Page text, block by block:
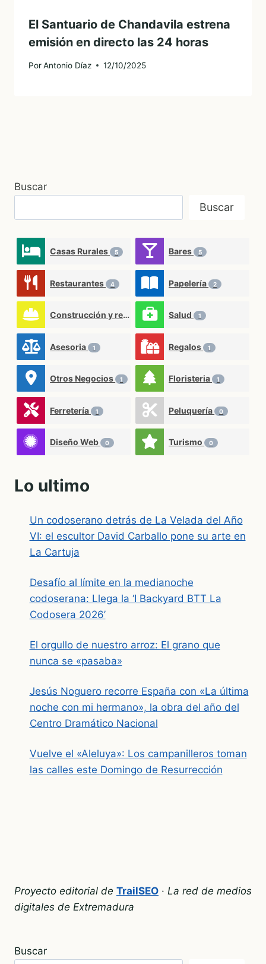
El Santuario de Chandavila estrena
emisión en directo las 24 horas
PorAntonio Díaz 12/10/2025
Buscar
Buscar
Casas Rurales 5 Bares 5
Restaurantes 4 Papelería 2
Construcción y reformas Salud 1
Asesoria 1 Regalos 1
Otros Negocios 1 Floristeria 1
Ferretería 1 Peluquería 0
Diseño Web 0 Turismo 0
Lo ultimo
Un codoserano detrás de La Velada del Año
VI: el escultor David Carballo pone su arte en
La Cartuja
Desafío al límite en la medianoche
codoserana: Llega la ‘I Backyard BTT La
Codosera 2026’
El orgullo de nuestro arroz: El grano que
nunca se «pasaba»
Jesús Noguero recorre España con «La última
noche con mi hermano», la obra del año del
Centro Dramático Nacional
Vuelve el «Aleluya»: Los campanilleros toman
las calles este Domingo de Resurrección
Proyecto editorial de TrailSEO · La red de medios
digitales de Extremadura
Buscar